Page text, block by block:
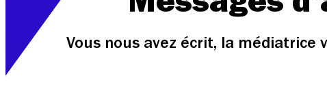
Vous nous avez écrit, la médiatrice